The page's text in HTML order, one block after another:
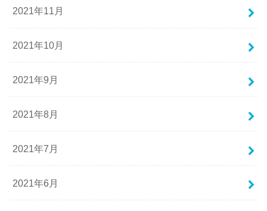
2021年11月
2021年10月
2021年9月
2021年8月
2021年7月
2021年6月